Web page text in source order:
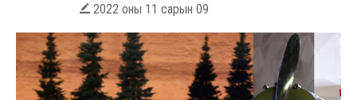
 2022 оны 11 сарын 09